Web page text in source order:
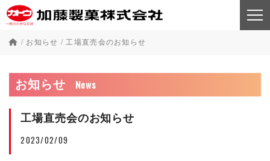
/ お知らせ /工場直売会のお知らせ
お知らせ News
工場直売会のお知らせ
2023/02/09